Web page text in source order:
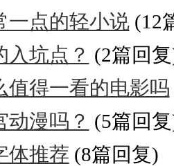
一点的轻小说(12
入坑点？ (2篇回
值得一看的电影吗
动漫吗？ (5篇回
体推荐 (8篇回复)